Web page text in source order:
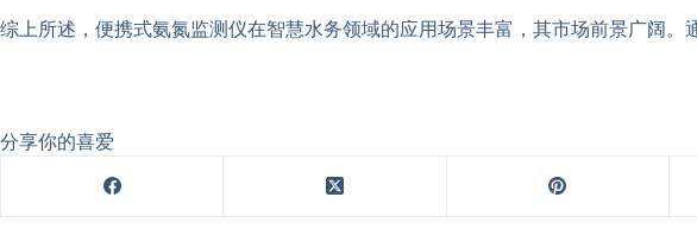
综上所述，便携式氨氮监测仪在智慧水务领域的应用场景丰富，其市场前景广阔
分享你的喜爱